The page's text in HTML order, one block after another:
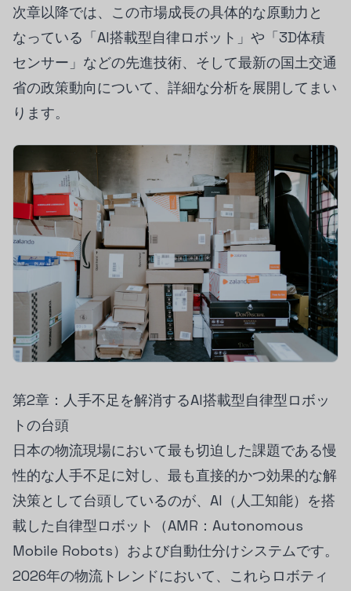
次章以降では、この市場成長の具体的な原動力と
なっている「AI搭載型自律ロボット」や「3D体積
センサー」などの先進技術、そして最新の国土交通
省の政策動向について、詳細な分析を展開してまい
ります。
第2章：人手不足を解消するAI搭載型自律型ロボッ
トの台頭
日本の物流現場において最も切迫した課題である慢
性的な人手不足に対し、最も直接的かつ効果的な解
決策として台頭しているのが、AI（人工知能）を搭
載した自律型ロボット（AMR：Autonomous
Mobile Robots）および自動仕分けシステムです。
2026年の物流トレンドにおいて、これらロボティ